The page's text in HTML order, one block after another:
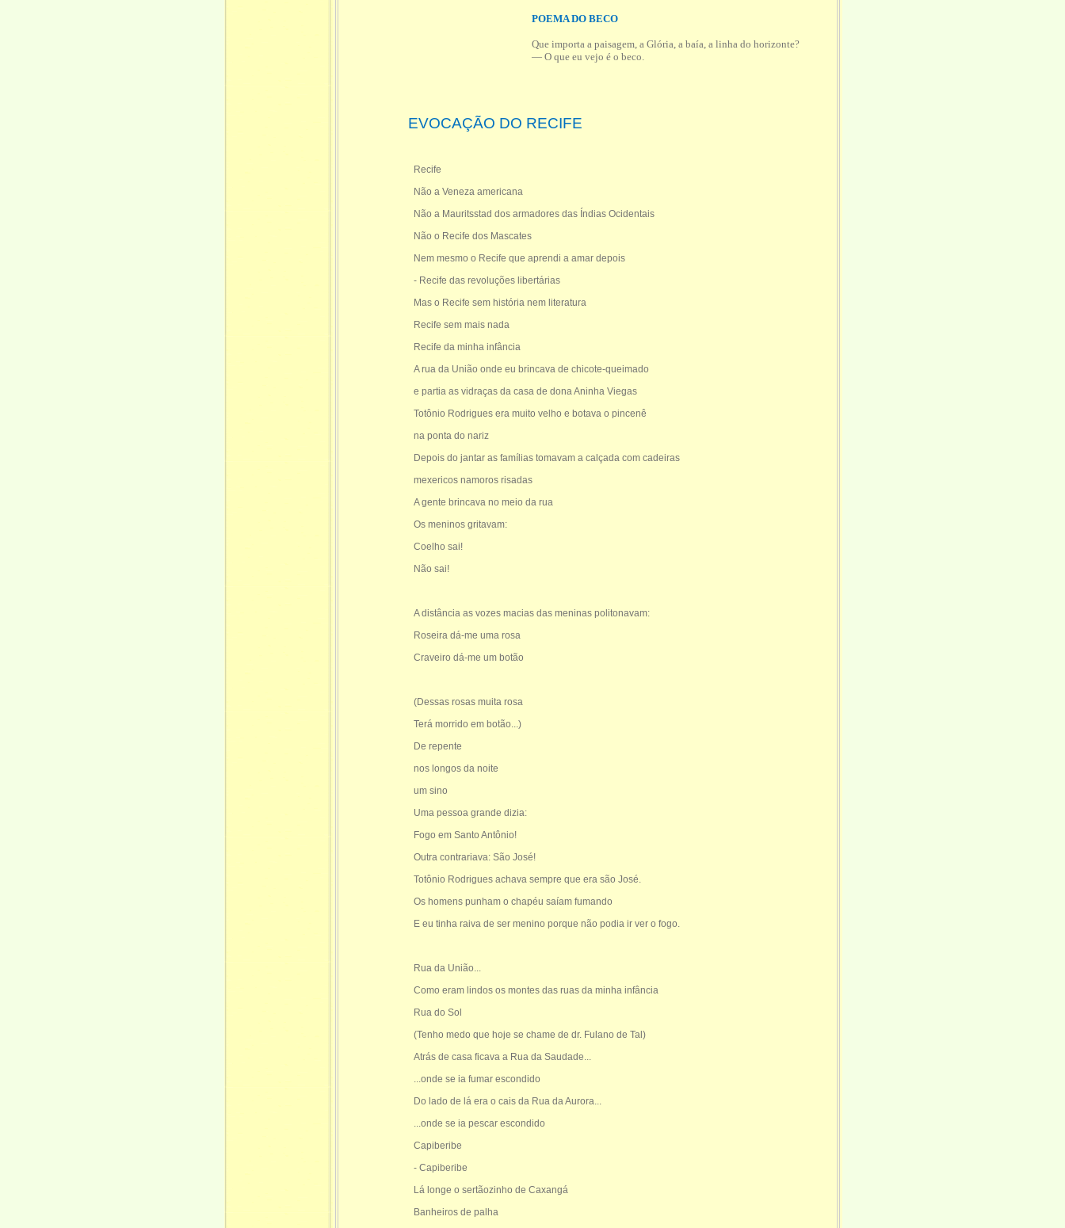
POEMA DO BECO
Que importa a paisagem, a Glória, a baía, a linha do horizonte?
— O que eu vejo é o beco.
EVOCAÇÃO DO RECIFE
Recife
Não a Veneza americana
Não a Mauritsstad dos armadores das Índias Ocidentais
Não o Recife dos Mascates
Nem mesmo o Recife que aprendi a amar depois
- Recife das revoluções libertárias
Mas o Recife sem história nem literatura
Recife sem mais nada
Recife da minha infância
A rua da União onde eu brincava de chicote-queimado
e partia as vidraças da casa de dona Aninha Viegas
Totônio Rodrigues era muito velho e botava o pincenê
na ponta do nariz
Depois do jantar as famílias tomavam a calçada com cadeiras
mexericos namoros risadas
A gente brincava no meio da rua
Os meninos gritavam:
Coelho sai!
Não sai!
A distância as vozes macias das meninas politonavam:
Roseira dá-me uma rosa
Craveiro dá-me um botão
(Dessas rosas muita rosa
Terá morrido em botão...)
De repente
nos longos da noite
um sino
Uma pessoa grande dizia:
Fogo em Santo Antônio!
Outra contrariava: São José!
Totônio Rodrigues achava sempre que era são José.
Os homens punham o chapéu saíam fumando
E eu tinha raiva de ser menino porque não podia ir ver o fogo.
Rua da União...
Como eram lindos os montes das ruas da minha infância
Rua do Sol
(Tenho medo que hoje se chame de dr. Fulano de Tal)
Atrás de casa ficava a Rua da Saudade...
...onde se ia fumar escondido
Do lado de lá era o cais da Rua da Aurora...
...onde se ia pescar escondido
Capiberibe
- Capiberibe
Lá longe o sertãozinho de Caxangá
Banheiros de palha